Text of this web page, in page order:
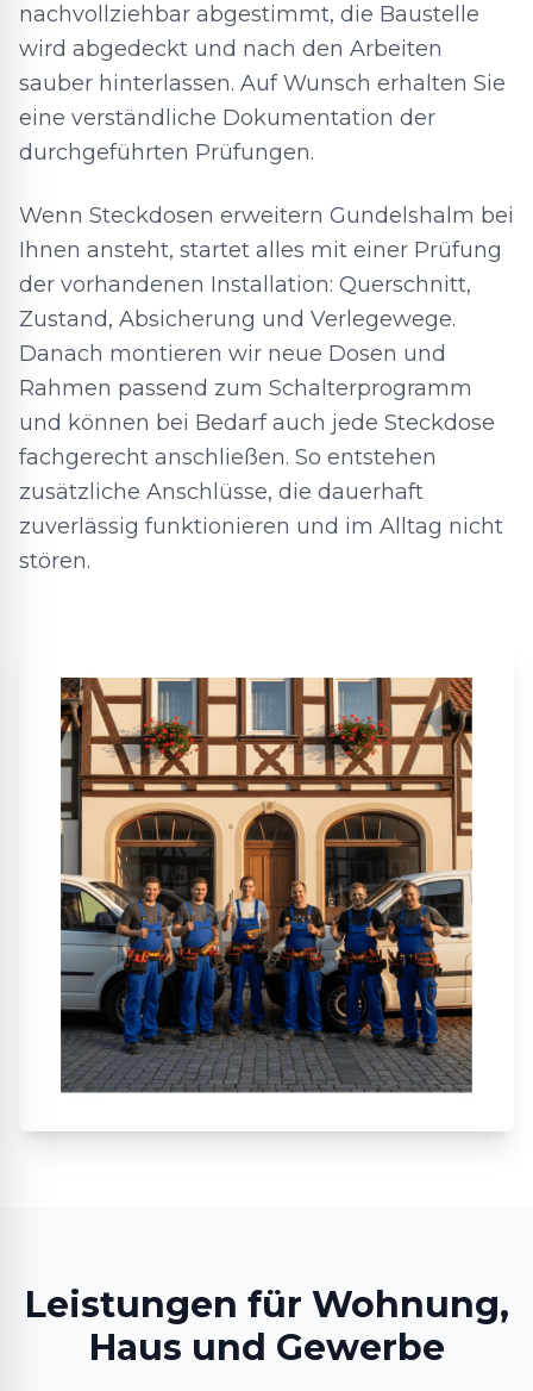
nachvollziehbar abgestimmt, die Baustelle
wird abgedeckt und nach den Arbeiten
sauber hinterlassen. Auf Wunsch erhalten Sie
eine verständliche Dokumentation der
durchgeführten Prüfungen.
Wenn Steckdosen erweitern Gundelshalm bei
Ihnen ansteht, startet alles mit einer Prüfung
der vorhandenen Installation: Querschnitt,
Zustand, Absicherung und Verlegewege.
Danach montieren wir neue Dosen und
Rahmen passend zum Schalterprogramm
und können bei Bedarf auch jede Steckdose
fachgerecht anschließen. So entstehen
zusätzliche Anschlüsse, die dauerhaft
zuverlässig funktionieren und im Alltag nicht
stören.
Leistungen für Wohnung,
Haus und Gewerbe